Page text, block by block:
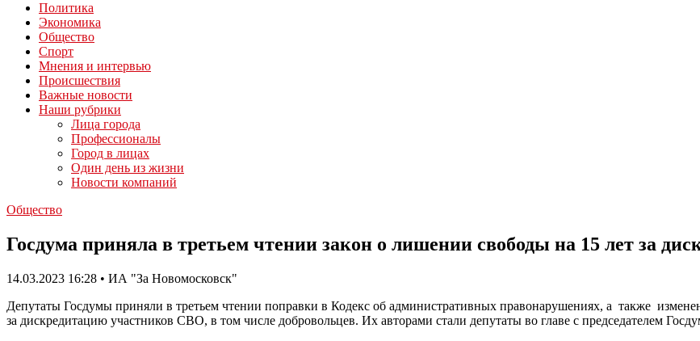
Политика
Экономика
Общество
Спорт
Мнения и интервью
Происшествия
Важные новости
Наши рубрики
Лица города
Профессионалы
Город в лицах
Один день из жизни
Новости компаний
Общество
Госдума приняла в третьем чтении закон о лишении свободы на 15 лет за
14.03.2023 16:28 • ИА "За Новомосковск"
Депутаты Госдумы приняли в третьем чтении поправки в Кодекс об административных правонарушениях, а также
за дискредитацию участников СВО, в том числе добровольцев. Их авторами стали депутаты во главе с председателем